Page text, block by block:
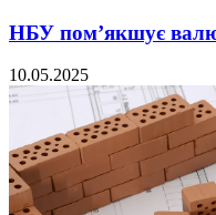
НБУ пом’якшує
10.05.2025